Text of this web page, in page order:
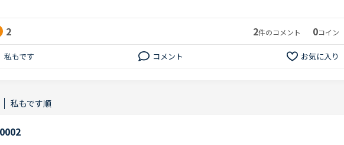
2 2件のコメント 0コイン
私もです コメント お気に入り
私もです順